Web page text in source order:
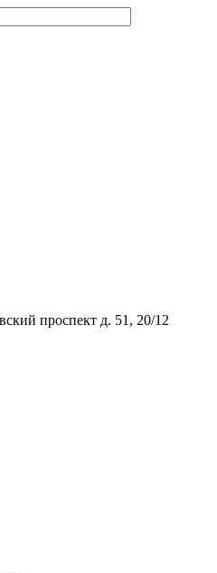
проспект д. 51, 20/12